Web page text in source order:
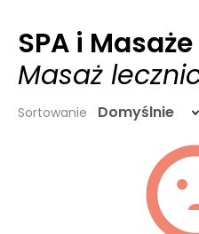
SPA i Masaże
Masaż
Sortowanie Domyślnie